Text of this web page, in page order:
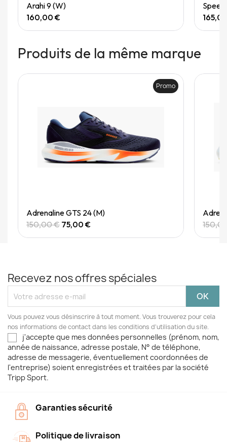
Arahi 9 (W)
160,00 €
Produits de la même marque
Quick View
Promo
Adrenaline GTS 24 (M)
150,00 € 75,00 €
Recevez nos offres spéciales
Vous pouvez vous désinscrire à tout moment. Vous trouverez pour cela
nos informations de contact dans les conditions d'utilisation du site.
j'accepte que mes données personnelles (prénom, nom,
année de naissance, adresse postale, N° de téléphone,
adresse de messagerie, éventuellement coordonnées de
l'entreprise) soient enregistrées et traitées par la société
Tripp Sport.
Garanties sécurité
Politique de livraison